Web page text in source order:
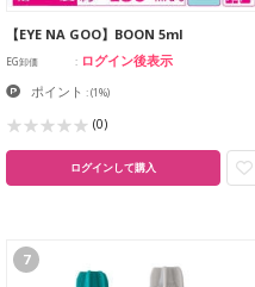
【EYE NA GOO】BOON 5ml
EG卸価 ログイン後表示
ポイント :(1%)
(0)
ログインして購入
7